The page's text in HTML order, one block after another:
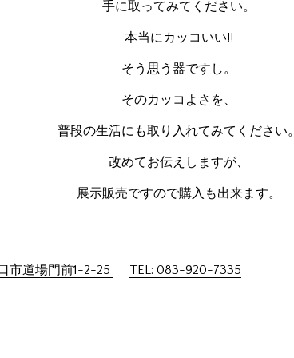
手に取ってみてください。
本当にカッコいい!!
そう思う器ですし。
そのカッコよさを、
普段の生活にも取り入れてみてください。
改めてお伝えしますが、
展示販売ですので購入も出来ます。
市道場門前1-2-25 TEL: 083-920-7335